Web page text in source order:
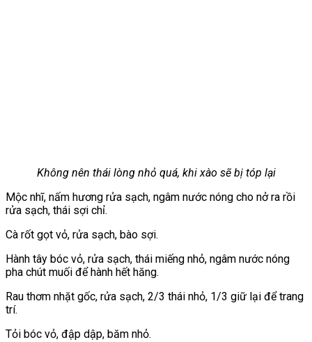
Không nên thái lòng nhỏ quá, khi xào sẽ bị tóp lại
Mộc nhĩ, nấm hương rửa sạch, ngâm nước nóng cho nở ra rồi
rửa sạch, thái sợi chỉ.
Cà rốt gọt vỏ, rửa sạch, bào sợi.
Hành tây bóc vỏ, rửa sạch, thái miếng nhỏ, ngâm nước nóng
pha chút muối để hành hết hăng.
Rau thơm nhặt gốc, rửa sạch, 2/3 thái nhỏ, 1/3 giữ lại để trang
trí.
Tỏi bóc vỏ, đập dập, băm nhỏ.